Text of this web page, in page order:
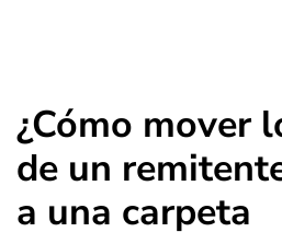
¿Cómo mover
de un
a una carpeta